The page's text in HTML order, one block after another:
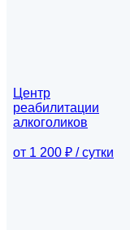
Центр
реабилитации
алкоголиков
от 1 200 ₽ / сутки